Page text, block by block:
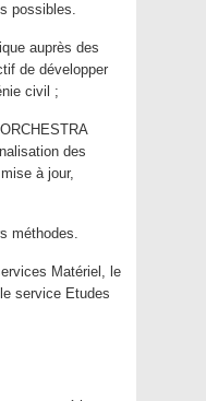
possibles.
auprès des
de développer
civil ;
des
à jour,
méthodes.
Matériel, le
service Etudes